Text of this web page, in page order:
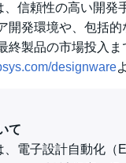
、信頼性の高い開
開発環境や、包括
終製品の市場投入
designware
て
、電子設計自動化